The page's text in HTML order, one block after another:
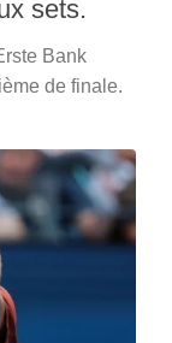
sets.
Bank
de finale.